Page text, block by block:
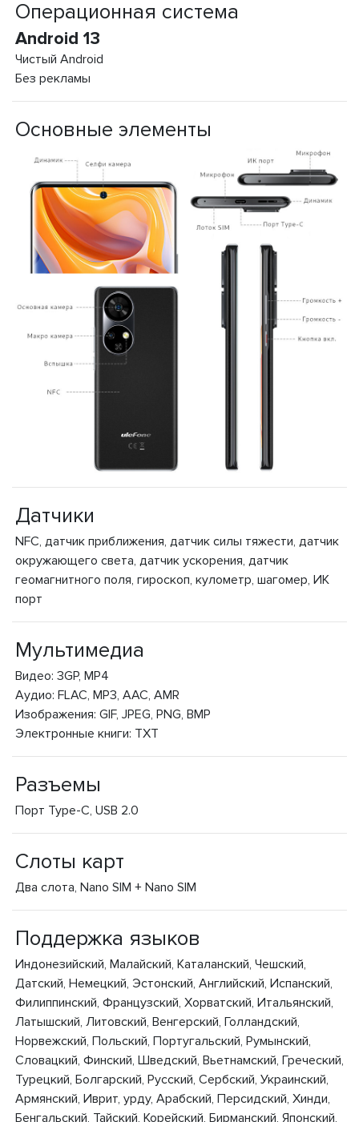
Операционная система
Android 13
Чистый Android
Без рекламы
Основные элементы
Датчики
NFC, датчик приближения, датчик силы тяжести, датчик
окружающего света, датчик ускорения, датчик
геомагнитного поля, гироскоп, кулометр, шагомер, ИК
порт
Мультимедиа
Видео: 3GP, MP4
Аудио: FLAC, MP3, AAC, AMR
Изображения: GIF, JPEG, PNG, BMP
Электронные книги: TXT
Разъемы
Порт Type-C, USB 2.0
Слоты карт
Два слота, Nano SIM + Nano SIM
Поддержка языков
Индонезийский, Малайский, Каталанский, Чешский,
Датский, Немецкий, Эстонский, Английский, Испанский,
Филиппинский, Французский, Хорватский, Итальянский,
Латышский, Литовский, Венгерский, Голландский,
Норвежский, Польский, Португальский, Румынский,
Словацкий, Финский, Шведский, Вьетнамский, Греческий,
Турецкий, Болгарский, Русский, Сербский, Украинский,
Армянский, Иврит, урду, Арабский, Персидский, Хинди,
Бенгальский, Тайский, Корейский, Бирманский, Японский,